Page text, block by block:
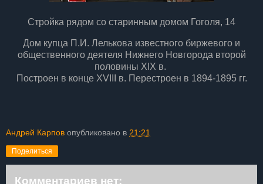
Стройка рядом со старинным домом Гоголя, 14
Дом купца П.И. Лелькова известного биржевого и
общественного деятеля Нижнего Новгорода второй
половины XIX в.
Построен в конце XVIII в. Перестроен в 1894-1895 гг.
Андрей Карпов опубликовано в 21:21
Поделиться
Комментариев нет: